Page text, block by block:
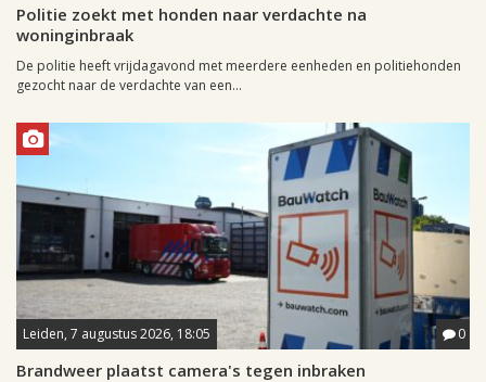
Politie zoekt met honden naar verdachte na
woninginbraak
De politie heeft vrijdagavond met meerdere eenheden en politiehonden
gezocht naar de verdachte van een...
Leiden, 7 augustus 2026, 18:05 0
Brandweer plaatst camera's tegen inbraken